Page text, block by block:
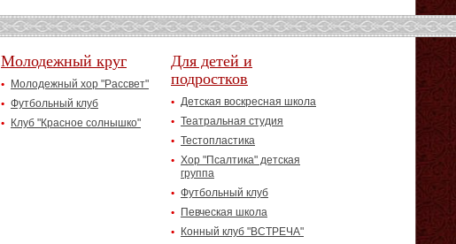
Молодежный круг
Молодежный хор "Рассвет"
Футбольный клуб
Клуб "Красное солнышко"
Для детей и
подростков
Детская воскресная школа
Театральная студия
Тестопластика
Хор "Псалтика" детская
группа
Футбольный клуб
Певческая школа
Конный клуб "ВСТРЕЧА"